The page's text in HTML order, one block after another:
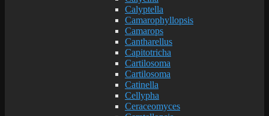
Calyptella
Camarophyllopsis
Camarops
Cantharellus
Capitotricha
Cartilosoma
Cartilosoma
Catinella
Cellypha
Ceraceomyces